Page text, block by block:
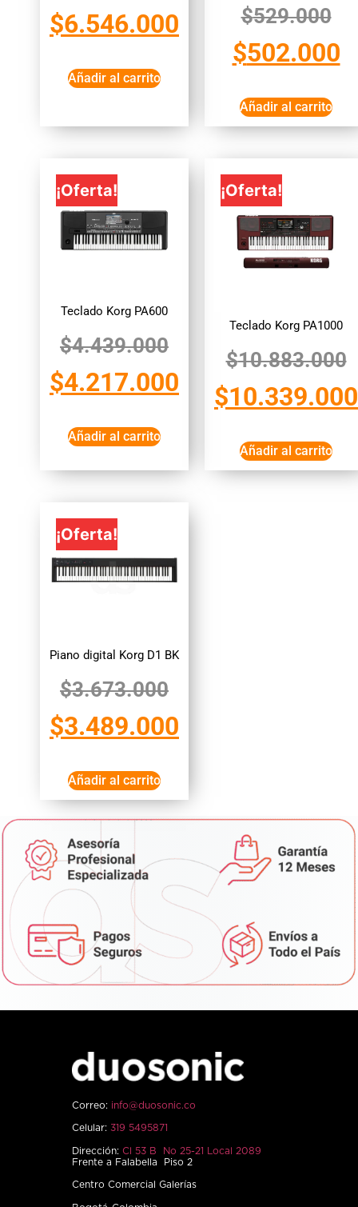
$6.546.000
Añadir al carrito
$529.000
$502.000
Añadir al carrito
¡Oferta!
Teclado Korg PA600
$4.439.000
$4.217.000
Añadir al carrito
¡Oferta!
Teclado Korg PA1000
$10.883.000
$10.339.000
Añadir al carrito
¡Oferta!
Piano digital Korg D1 BK
$3.673.000
$3.489.000
Añadir al carrito
Correo: info@duosonic.co
Celular: 319 5495871
Dirección: Cl 53 B No 25-21 Local 2089
Frente a Falabella Piso 2
Centro Comercial Galerías